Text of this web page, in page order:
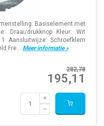
Basiselement met
Draai/drukknop Kleur: Wit
Aansluitwijze: Schroefklem
Fre... Meer informatie »
282,78
195,11